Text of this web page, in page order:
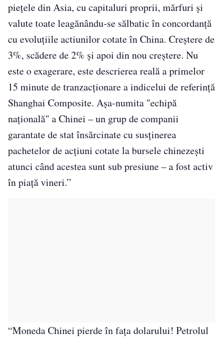
pieţele din Asia, cu capitaluri proprii, mărfuri și
valute toate leagănându-se sălbatic în concordanță
cu evoluțiile actiunilor cotate în China. Creştere de
3%, scădere de 2% și apoi din nou creştere. Nu
este o exagerare, este descrierea reală a primelor
15 minute de tranzacţionare a indicelui de referinţă
Shanghai Composite. Așa-numita "echipă
națională" a Chinei – un grup de companii
garantate de stat însărcinate cu susținerea
pachetelor de acţiuni cotate la bursele chinezeşti
atunci când acestea sunt sub presiune – a fost activ
în piață vineri.”
“Moneda Chinei pierde în faţa dolarului! Petrolul